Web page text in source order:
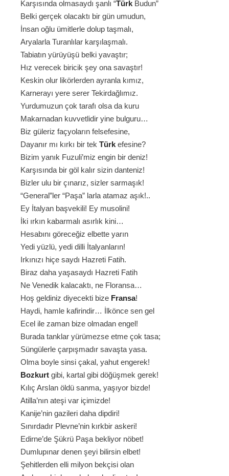
Karşısında olmasaydı şanlı “Türk Budun”
Belki gerçek olacaktı bir gün umudun,
İnsan oğlu ümitlerle dolup taşmalı,
Aryalarla Turanlılar karşılaşmalı.
Tabiatın yürüyüşü belki yavaştır;
Hız verecek biricik şey ona savaştır!
Keskin olur likörlerden ayranla kımız,
Karnerayı yere serer Tekirdağlımız.
Yurdumuzun çok tarafı olsa da kuru
Makarnadan kuvvetlidir yine bulguru…
Biz güleriz façyoların felsefesine,
Dayanır mı kırkı bir tek Türk efesine?
Bizim yanık Fuzuli’miz engin bir deniz!
Karşısında bir göl kalır sizin danteniz!
Bizler ulu bir çınarız, sizler sarmaşık!
“General”ler “Paşa” larla atamaz aşık!..
Ey İtalyan başvekili! Ey musolini!
İki ırkın kabarmalı asırlık kini…
Hesabını göreceğiz elbette yarın
Yedi yüzlü, yedi dilli İtalyanların!
Irkınızı hiçe saydı Hazreti Fatih.
Biraz daha yaşasaydı Hazreti Fatih
Ne Venedik kalacaktı, ne Floransa…
Hoş geldiniz diyecekti bize Fransa!
Haydi, hamle kafirindir… İlkönce sen gel
Ecel ile zaman bize olmadan engel!
Burada tanklar yürümezse etme çok tasa;
Süngülerle çarpışmadır savaşta yasa.
Olma boyle sinsi çakal, yahut engerek!
Bozkurt gibi, kartal gibi döğüşmek gerek!
Kılıç Arslan öldü sanma, yaşıyor bizde!
Atilla’nın ateşi var içimizde!
Kanije’nin gazileri daha dipdiri!
Sınırdadır Plevne’nin kırkbir askeri!
Edirne’de Şükrü Paşa bekliyor nöbet!
Dumlupınar denen şeyi bilirsin elbet!
Şehitlerden elli milyon bekçisi olan